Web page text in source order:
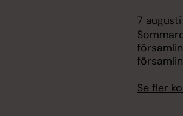
7 augusti
Se fler